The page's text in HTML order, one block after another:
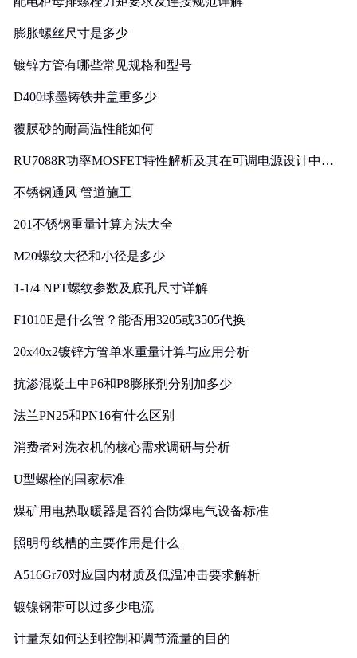
膨胀螺丝尺寸是多少
镀锌方管有哪些常见规格和型号
D400球墨铸铁井盖重多少
覆膜砂的耐高温性能如何
RU7088R功率MOSFET特性解析及其在可调电源设计中的
不锈钢通风 管道施工
201不锈钢重量计算方法大全
M20螺纹大径和小径是多少
1-1/4 NPT螺纹参数及底孔尺寸详解
F1010E是什么管？能否用3205或3505代换
20x40x2镀锌方管单米重量计算与应用分析
抗渗混凝土中P6和P8膨胀剂分别加多少
法兰PN25和PN16有什么区别
消费者对洗衣机的核心需求调研与分析
U型螺栓的国家标准
煤矿用电热取暖器是否符合防爆电气设备标准
照明母线槽的主要作用是什么
A516Gr70对应国内材质及低温冲击要求解析
镀镍钢带可以过多少电流
计量泵如何达到控制和调节流量的目的